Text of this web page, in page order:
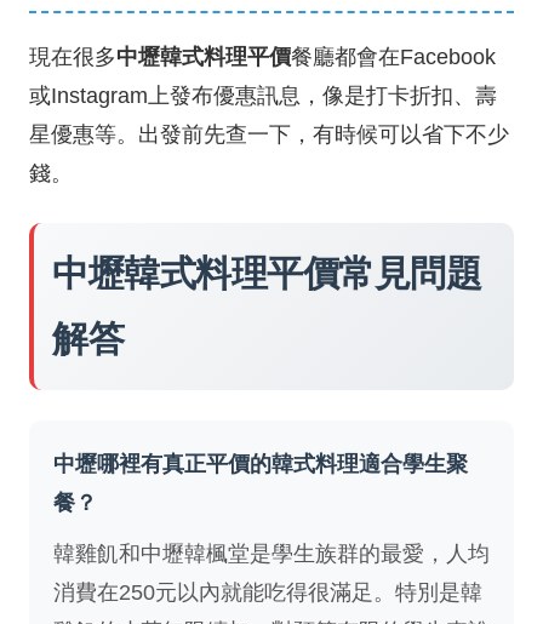
現在很多中壢韓式料理平價餐廳都會在Facebook
或Instagram上發布優惠訊息，像是打卡折扣、壽
星優惠等。出發前先查一下，有時候可以省下不少
錢。
中壢韓式料理平價常見問題
解答
中壢哪裡有真正平價的韓式料理適合學生聚
餐？
韓雞飢和中壢韓楓堂是學生族群的最愛，人均
消費在250元以內就能吃得很滿足。特別是韓